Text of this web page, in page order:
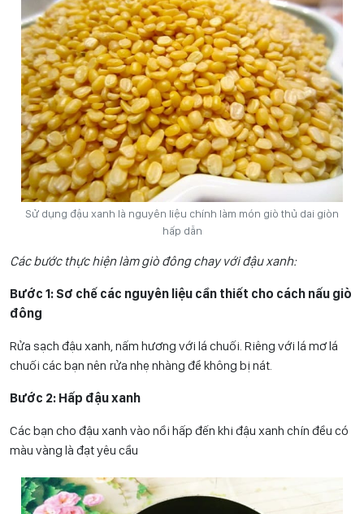
Sử dụng đậu xanh là nguyên liệu chính làm món giò thủ dai giòn
hấp dẫn
Các bước thực hiện làm giò đông chay với đậu xanh:
Bước 1: Sơ chế các nguyên liệu cần thiết cho cách nấu giò
đông
Rửa sạch đậu xanh, nấm hương với lá chuối. Riêng với lá mơ lá
chuối các bạn nên rửa nhẹ nhàng để không bị nát.
Bước 2: Hấp đậu xanh
Các bạn cho đậu xanh vào nồi hấp đến khi đậu xanh chín đều có
màu vàng là đạt yêu cầu